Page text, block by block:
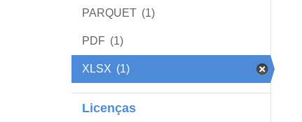
PARQUET (1)
PDF (1)
XLSX (1)
Licenças